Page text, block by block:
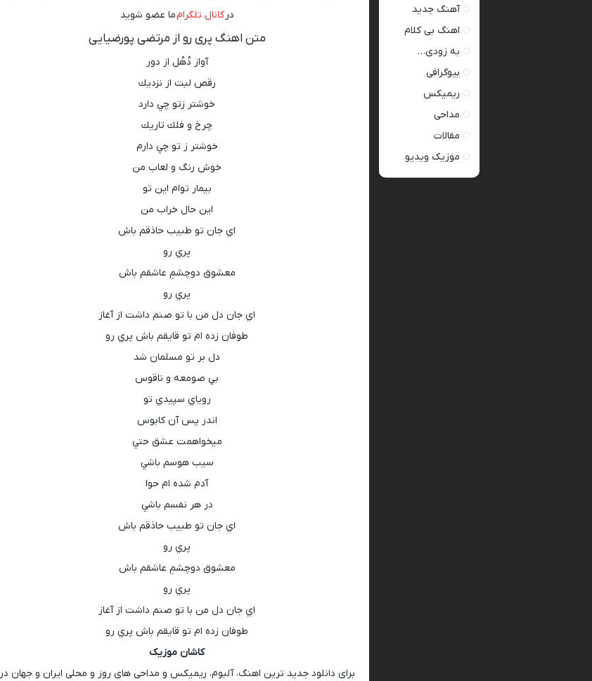
درکانال تلگرامما عضو شوید
متن اهنگ پری رو از مرتضی پورضیایی
آواز دُهُل از دور
رقص لبت از نزديك
خوشتر زتو چي دارد
چرخ و فلك تاريك
خوشتر ز تو چي دارم
خوش رنگ و لعاب من
بيمار توام اين تو
اين حال خراب من
اي جان تو طبيب حاذقم باش
پري رو
معشوق دوچشمِ عاشقم باش
پري رو
اي جان دل من با تو صنم داشت از آغاز
طوفان زده ام تو قايقم باش پري رو
دل بر تو مسلمان شد
بي صومعه و ناقوس
روياي سپيدي تو
اندر پس آن كابوس
ميخواهمت عشق حتي
سيب هوسم باشي
آدم شده ام حوا
در هر نفسم باشي
اي جان تو طبيب حاذقم باش
پري رو
معشوق دوچشمِ عاشقم باش
پري رو
اي جان دل من با تو صنم داشت از آغاز
طوفان زده ام تو قايقم باش پري رو
کاشان موزیک
برای دانلود جدید ترین اهنگ، آلبوم، ریمیکس و مداحی های روز و محلی ایران و جهان در
آهنگ جدید
اهنگ بی کلام
به زودی…
بیوگرافی
ریمیکس
مداحی
مقالات
موزیک ویدیو